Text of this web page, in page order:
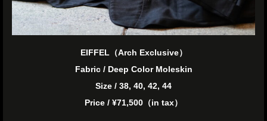
EIFFEL（Arch Exclusive）
Fabric / Deep Color Moleskin
Size / 38, 40, 42, 44
Price / ¥71,500（in tax）